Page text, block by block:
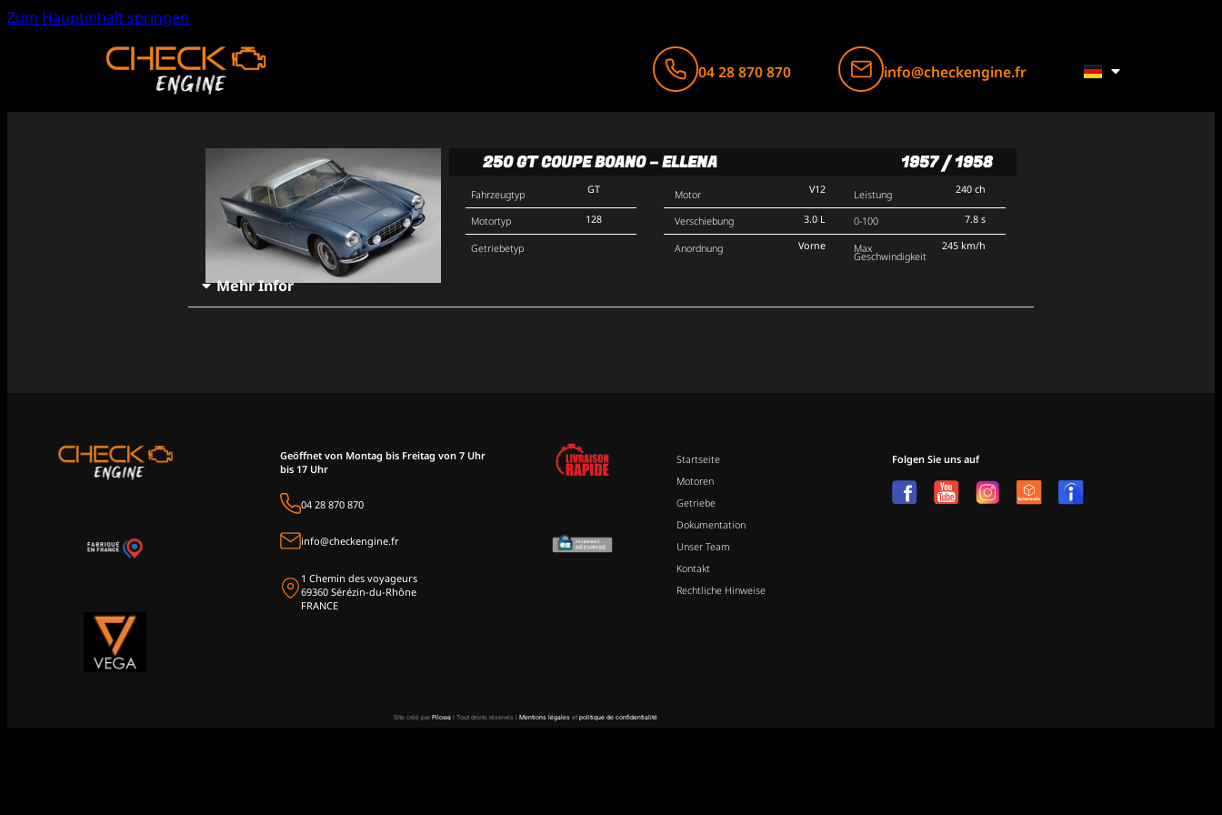
Zum Hauptinhalt springen
04 28 870 870 info@checkengine.fr
250 GT COUPE BOANO – ELLENA 1957 / 1958
Fahrzeugtyp
Motortyp
Getriebetyp
GT
128
Motor
Verschiebung
Anordnung
V12
3.0 L
Vorne
Leistung
0-100
Max
Geschwindigkeit
240 ch
7.8 s
245 km/h
Mehr Infor
Geöffnet von Montag bis Freitag von 7 Uhr
bis 17 Uhr
04 28 870 870
info@checkengine.fr
1 Chemin des voyageurs
69360 Sérézin-du-Rhône
FRANCE
Startseite
Motoren
Getriebe
Dokumentation
Unser Team
Kontakt
Rechtliche Hinweise
Folgen Sie uns auf
Site créé par Pilowa | Tout droits réservés | Mentions légales et politique de confidentialité